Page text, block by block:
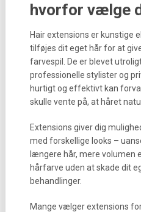
hvorfor vælge
Hair extensions er kunstige
tilføjes dit eget hår for at
farvespil. De er blevet
professionelle stylister og
hurtigt og effektivt kan
skulle vente på, at håret
Extensions giver dig
med forskellige looks –
længere hår, mere volumen
hårfarve uden at skade dit
behandlinger.
Mange vælger extensions